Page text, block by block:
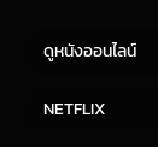
ดูหนังออนไลน์
NETFLIX